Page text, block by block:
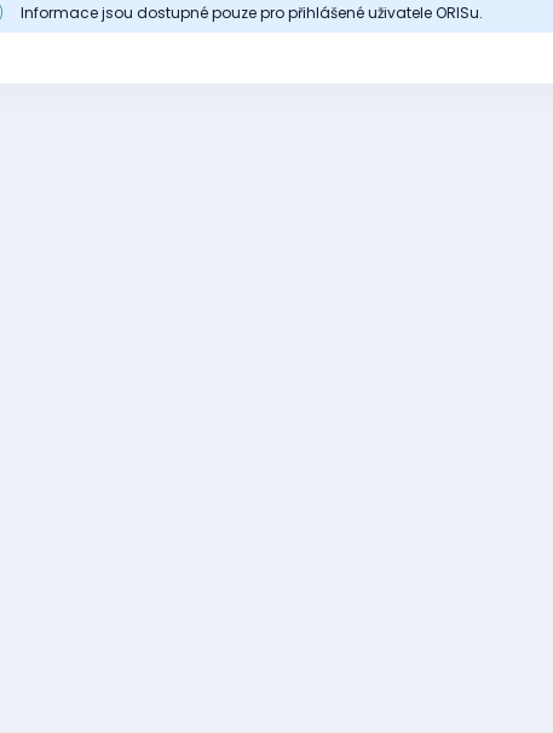
Informace jsou dostupné pouze pro přihlášené uživatele ORISu.